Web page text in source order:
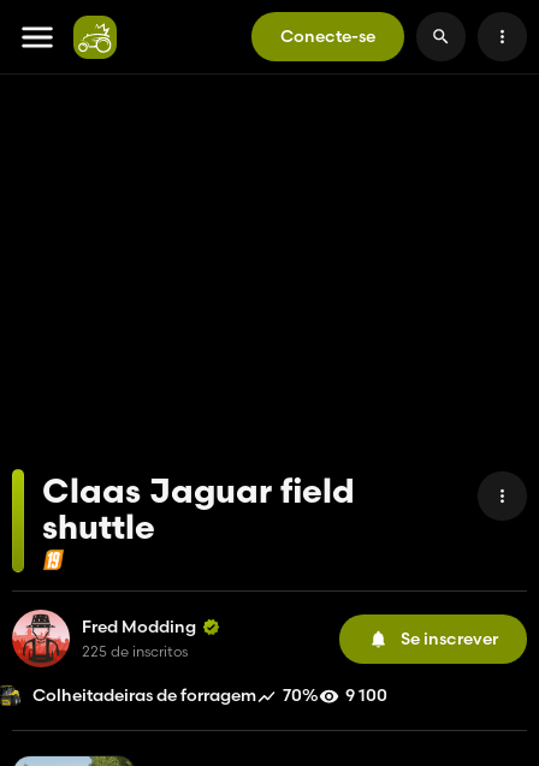
Conecte-se
Claas Jaguar field
shuttle
Fred Modding
225 de inscritos
Se inscrever
Colheitadeiras de forragem 70% 9 100